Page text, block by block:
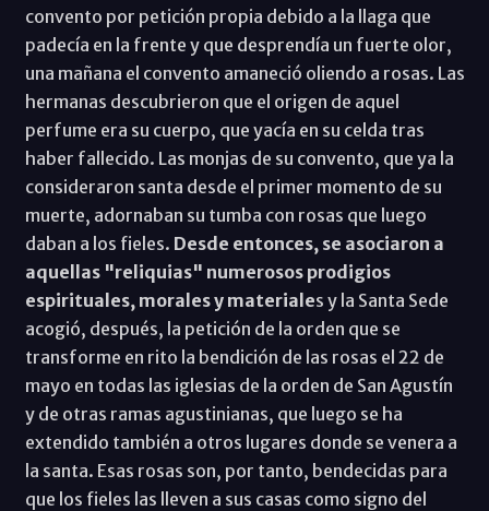
convento por petición propia debido a la llaga que
padecía en la frente y que desprendía un fuerte olor,
una mañana el convento amaneció oliendo a rosas. Las
hermanas descubrieron que el origen de aquel
perfume era su cuerpo, que yacía en su celda tras
haber fallecido. Las monjas de su convento, que ya la
consideraron santa desde el primer momento de su
muerte, adornaban su tumba con rosas que luego
daban a los fieles. Desde entonces, se asociaron a
aquellas "reliquias" numerosos prodigios
espirituales, morales y materiales y la Santa Sede
acogió, después, la petición de la orden que se
transforme en rito la bendición de las rosas el 22 de
mayo en todas las iglesias de la orden de San Agustín
y de otras ramas agustinianas, que luego se ha
extendido también a otros lugares donde se venera a
la santa. Esas rosas son, por tanto, bendecidas para
que los fieles las lleven a sus casas como signo del